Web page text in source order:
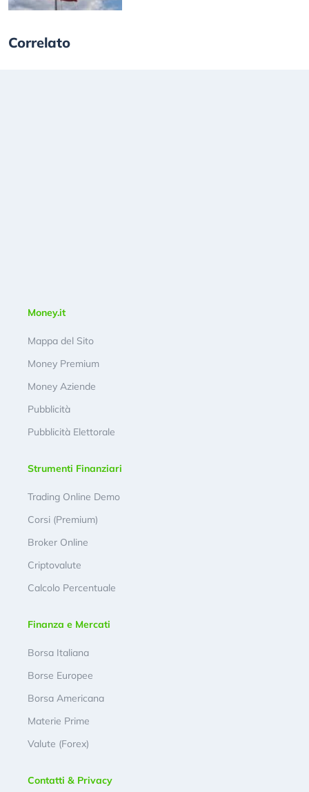
Correlato
Money.it
Mappa del Sito
Money Premium
Money Aziende
Pubblicità
Pubblicità Elettorale
Strumenti Finanziari
Trading Online Demo
Corsi (Premium)
Broker Online
Criptovalute
Calcolo Percentuale
Finanza e Mercati
Borsa Italiana
Borse Europee
Borsa Americana
Materie Prime
Valute (Forex)
Contatti & Privacy